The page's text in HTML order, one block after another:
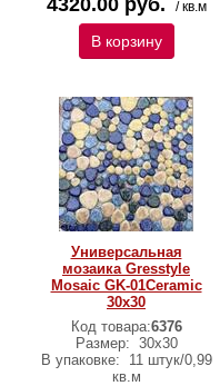
4320.00 руб. / кв.м
В корзину
Универсальная
мозаика Gresstyle
Mosaic GK-01Ceramic
30х30
Код товара:6376
Размер: 30х30
В упаковке:
11 штук/0,99
кв.м